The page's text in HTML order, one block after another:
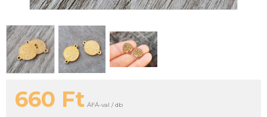
660 Ft ÁFÁ-val / db